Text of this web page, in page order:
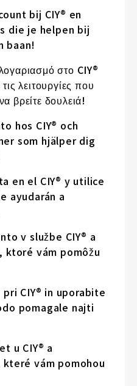
bij CIY® en
die je helpen bij
baan!
στο CIY®
λειτουργίες που
βρείτε δουλειά!
hos CIY® och
som hjälper dig
en el CIY® y utilice
ayudarán a
v službe CIY® a
vám pomôžu
CIY® in uporabite
pomagale najti
u CIY® a
vám pomohou